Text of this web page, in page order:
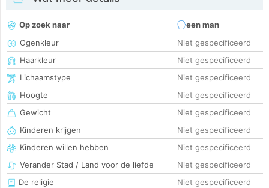
Op zoek naar
een man
Ogenkleur
Niet gespecificeerd
Haarkleur
Niet gespecificeerd
Lichaamstype
Niet gespecificeerd
Hoogte
Niet gespecificeerd
Gewicht
Niet gespecificeerd
Kinderen krijgen
Niet gespecificeerd
Kinderen willen hebben
Niet gespecificeerd
Verander Stad / Land voor de liefde
Niet gespecificeerd
De religie
Niet gespecificeerd